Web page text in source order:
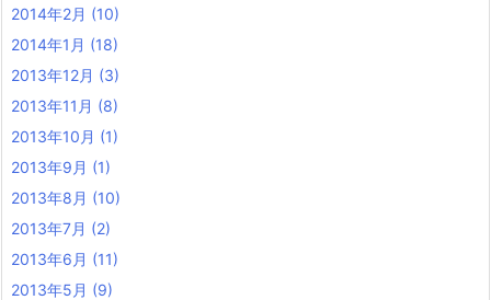
2014年2月 (10)
2014年1月 (18)
2013年12月 (3)
2013年11月 (8)
2013年10月 (1)
2013年9月 (1)
2013年8月 (10)
2013年7月 (2)
2013年6月 (11)
2013年5月 (9)